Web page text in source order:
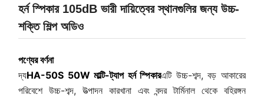
হর্ন স্পিকার 105dB ভারী দায়িত্বের স্থানগুলির জন্য উচ্চ-
শক্তি শিল্প অডিও
পণ্যের বর্ণনা
দ্যHA-50S 50W মাল্টি-ট্যাপ হর্ন স্পিকারএটি উচ্চ-শব্দ, বড় আকারের
পরিবেশে উচ্চ-শব্দ, উত্পাদন কারখানা এবং বন্দর টার্মিনাল থেকে বহিরঙ্গন